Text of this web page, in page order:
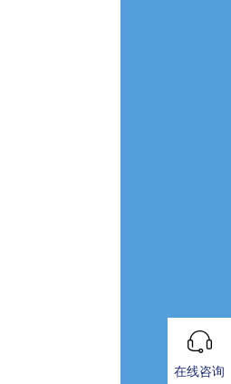
在线咨询